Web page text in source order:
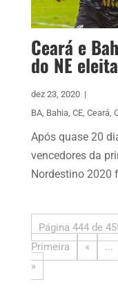
Ceará e
do NE
dez 23, 2020 |
BA, Bahia, CE, Ceará,
Após quase 20
vencedores da
Nordestino 2020
Página 444 de
Primeira
« ...
»